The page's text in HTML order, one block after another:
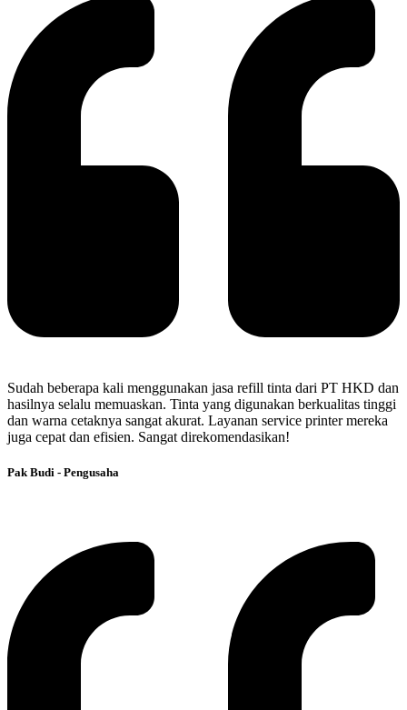
Sudah beberapa kali menggunakan jasa refill tinta dari PT HKD dan
hasilnya selalu memuaskan. Tinta yang digunakan berkualitas tinggi
dan warna cetaknya sangat akurat. Layanan service printer mereka
juga cepat dan efisien. Sangat direkomendasikan!
Pak Budi - Pengusaha